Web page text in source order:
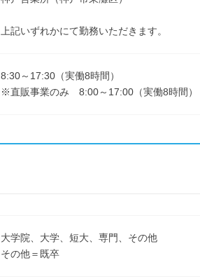
上記いずれかにて勤務いただきます。
8:30～17:30（実働8時間）
※直販事業のみ 8:00～17:00（実働8時間）
大学院、大学、短大、専門、その他
その他＝既卒